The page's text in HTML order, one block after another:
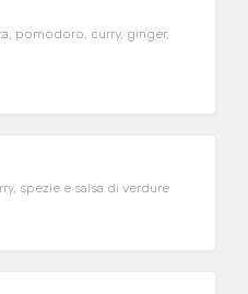
pomodoro, curry, ginger,
spezie e salsa di verdure